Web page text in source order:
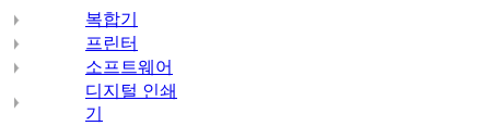
복합기
프린터
소프트웨어
디지털 인쇄
기